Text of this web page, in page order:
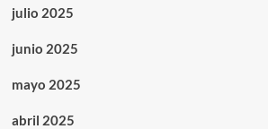
julio 2025
junio 2025
mayo 2025
abril 2025